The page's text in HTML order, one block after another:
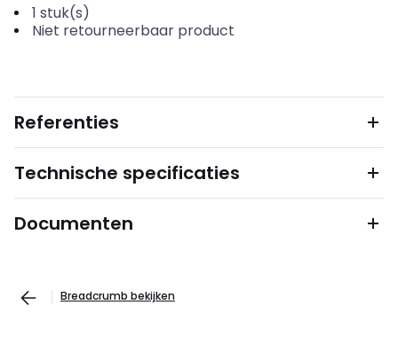
1 stuk(s)
Niet retourneerbaar product
Referenties
Technische specificaties
Documenten
Breadcrumb bekijken